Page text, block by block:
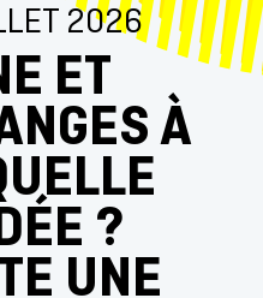
2026
ET
À
?
UNE